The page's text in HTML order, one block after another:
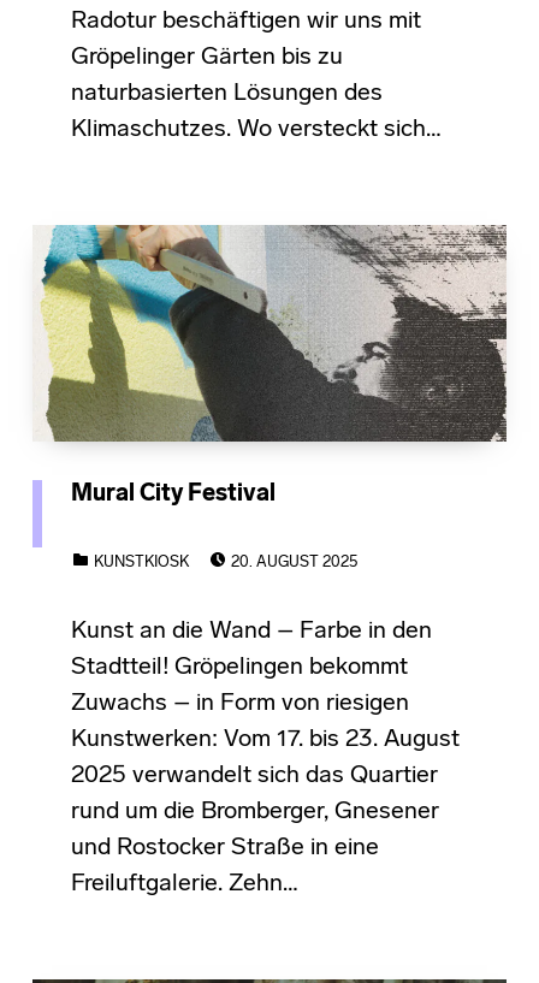
Radotur beschäftigen wir uns mit
Gröpelinger Gärten bis zu
naturbasierten Lösungen des
Klimaschutzes. Wo versteckt sich…
Mural City Festival
KUNSTKIOSK
20. AUGUST 2025
Kunst an die Wand – Farbe in den
Stadtteil! Gröpelingen bekommt
Zuwachs – in Form von riesigen
Kunstwerken: Vom 17. bis 23. August
2025 verwandelt sich das Quartier
rund um die Bromberger, Gnesener
und Rostocker Straße in eine
Freiluftgalerie. Zehn…